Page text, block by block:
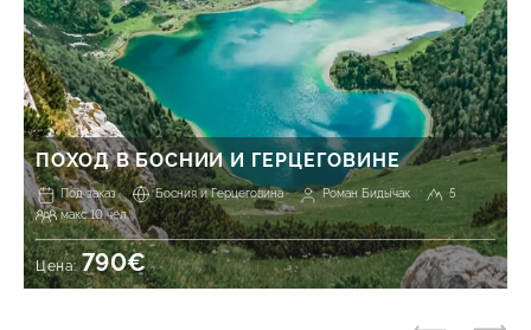
ПОХОД В БОСНИИ И ГЕРЦЕГОВИНЕ
Под заказ Босния и Герцеговина Роман Бидычак
5
макс 10 чел.
Цена:790€